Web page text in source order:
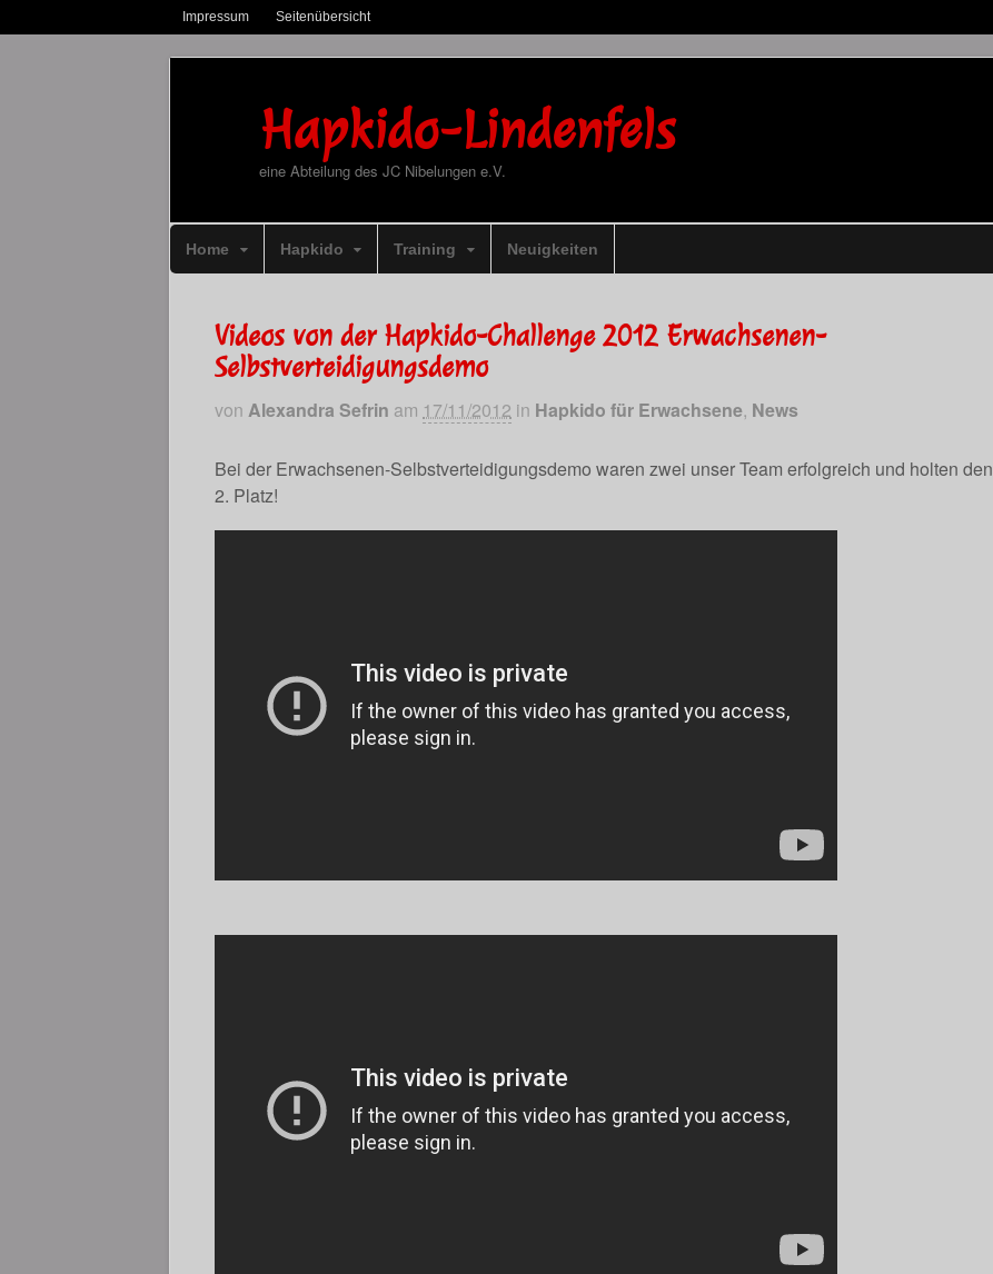
Impressum Seitenübersicht
Hapkido-Lindenfels
eine Abteilung des JC Nibelungen e.V.
Home Hapkido Training Neuigkeiten
Videos von der Hapkido-Challenge 2012 Erwachsenen-
Selbstverteidigungsdemo
von Alexandra Sefrin am 17/11/2012 in Hapkido für Erwachsene, News
Bei der Erwachsenen-Selbstverteidigungsdemo waren zwei unser Team erfolgreich und holten den
2. Platz!